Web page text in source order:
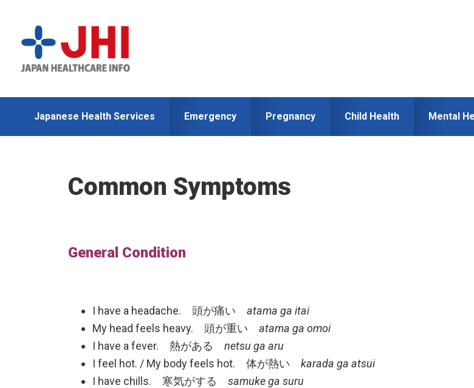
primary
navigation
main
content
Japanese Health Services Emergency Pregnancy Child Health Mental
Common Symptoms
General Condition
I have a headache. 頭が痛い atama ga itai
My head feels heavy. 頭が重い atama ga omoi
I have a fever. 熱がある netsu ga aru
I feel hot. / My body feels hot. 体が熱い karada ga atsui
I have chills. 寒気がする samuke ga suru